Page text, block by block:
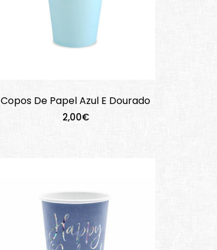
Copos De Papel Azul E Dourado
2,00€